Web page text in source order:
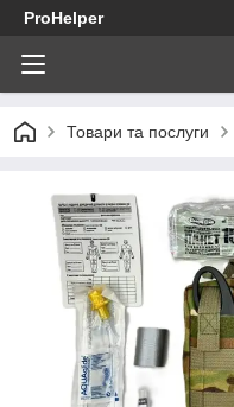
ProHelper
Товари та послуги